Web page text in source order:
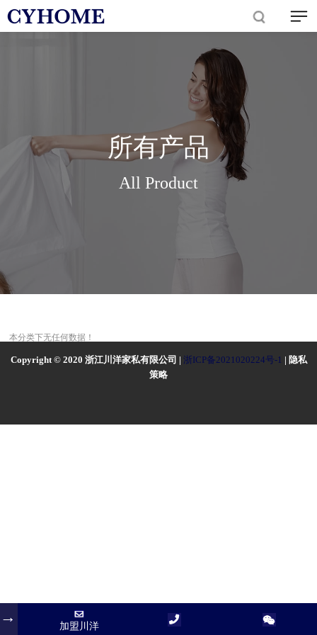
所有产品
All Product
本分类下无任何数据！
Copyright © 2020 浙江川洋家私有限公司 | 浙ICP备2021020224号-1 | 隐私
策略
加盟川洋
加盟川洋